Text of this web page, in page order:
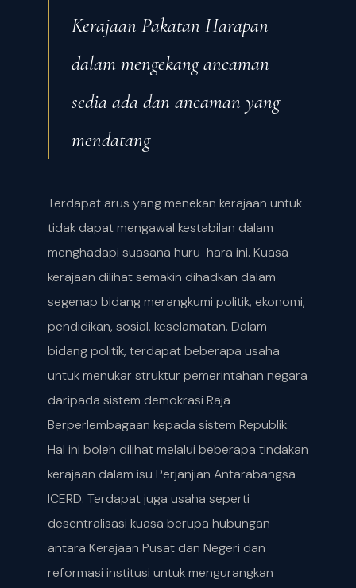
Kerajaan Pakatan Harapan
dalam mengekang ancaman
sedia ada dan ancaman yang
mendatang
Terdapat arus yang menekan kerajaan untuk
tidak dapat mengawal kestabilan dalam
menghadapi suasana huru-hara ini. Kuasa
kerajaan dilihat semakin dihadkan dalam
segenap bidang merangkumi politik, ekonomi,
pendidikan, sosial, keselamatan. Dalam
bidang politik, terdapat beberapa usaha
untuk menukar struktur pemerintahan negara
daripada sistem demokrasi Raja
Berperlembagaan kepada sistem Republik.
Hal ini boleh dilihat melalui beberapa tindakan
kerajaan dalam isu Perjanjian Antarabangsa
ICERD. Terdapat juga usaha seperti
desentralisasi kuasa berupa hubungan
antara Kerajaan Pusat dan Negeri dan
reformasi institusi untuk mengurangkan